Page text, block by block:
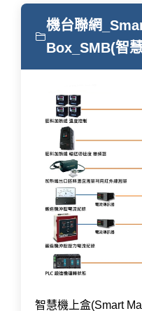
機台聯網
Box_SMB(智
智慧機上盒(Smart